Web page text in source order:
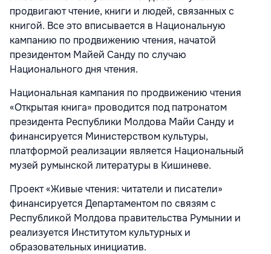
продвигают чтение, книги и людей, связанных с
книгой. Все это вписывается в Национальную
кампанию по продвижению чтения, начатой
президентом Майей Санду по случаю
Национального дня чтения.
Национальная кампания по продвижению чтения
«Открытая книга» проводится под патронатом
президента Республики Молдова Майи Санду и
финансируется Министерством культуры,
платформой реализации является Национальный
музей румынской литературы в Кишиневе.
Проект «Живые чтения: читатели и писатели»
финансируется Департаментом по связям с
Республикой Молдова правительства Румынии и
реализуется Институтом культурных и
образовательных инициатив.